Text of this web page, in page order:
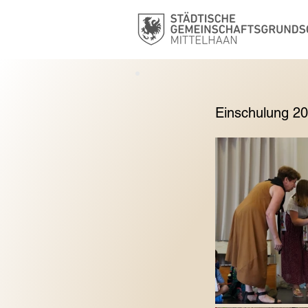
Einschulung